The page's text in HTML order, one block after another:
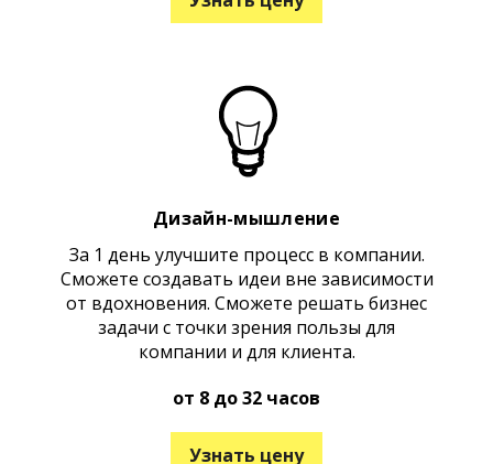
Дизайн-мышление
За 1 день улучшите процесс в компании.
Сможете создавать идеи вне зависимости
от вдохновения. Сможете решать бизнес
задачи с точки зрения пользы для
компании и для клиента.
от 8 до 32 часов
Узнать цену